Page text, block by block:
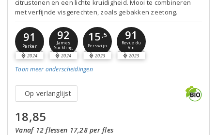
citrustonen en een lichte kruidigheid. Mooi te combineren
met verfijnde visgerechten, zoals gebakken zeetong.
91
Parker
2024
92
James
Suckling
2024
15 ,5
Perswijn
2023
91
Revue du
Vin
2023
Toon meer onderscheidingen
Op verlanglijst
18,85
Vanaf 12 flessen 17,28 per fles